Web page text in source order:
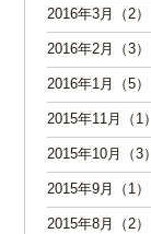
2016年3月（2）
2016年2月（3）
2016年1月（5）
2015年11月（1）
2015年10月（3）
2015年9月（1）
2015年8月（2）